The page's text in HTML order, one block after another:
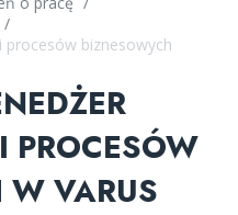
/
biznesowych
PROCESÓW
VARUS